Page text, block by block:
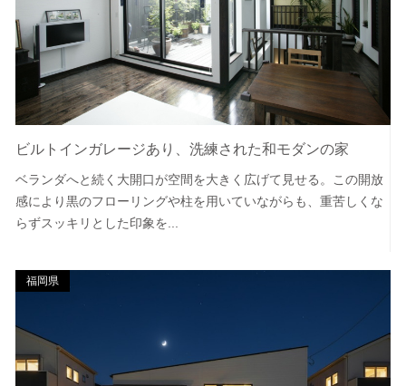
ビルトインガレージあり、洗練された和モダンの家
ベランダへと続く大開口が空間を大きく広げて見せる。この開放
感により黒のフローリングや柱を用いていながらも、重苦しくな
らずスッキリとした印象を...
福岡県